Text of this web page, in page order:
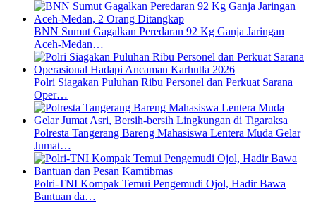
BNN Sumut Gagalkan Peredaran 92 Kg Ganja Jaringan
Aceh-Medan…
Polri Siagakan Puluhan Ribu Personel dan Perkuat Sarana
Oper…
Polresta Tangerang Bareng Mahasiswa Lentera Muda Gelar
Jumat…
Polri-TNI Kompak Temui Pengemudi Ojol, Hadir Bawa
Bantuan da…